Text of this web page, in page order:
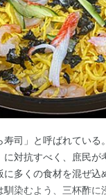
司」と呼ばれてい
対抗すべく、庶民
多くの食材を混ぜ
染むよう、三杯酢に